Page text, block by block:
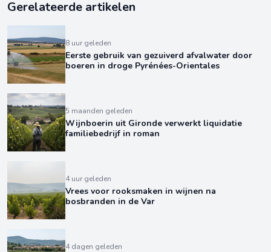
Gerelateerde artikelen
8 uur geleden
Eerste gebruik van gezuiverd afvalwater door
boeren in droge Pyrénées-Orientales
5 maanden geleden
Wijnboerin uit Gironde verwerkt liquidatie
familiebedrijf in roman
4 uur geleden
Vrees voor rooksmaken in wijnen na
bosbranden in de Var
4 dagen geleden